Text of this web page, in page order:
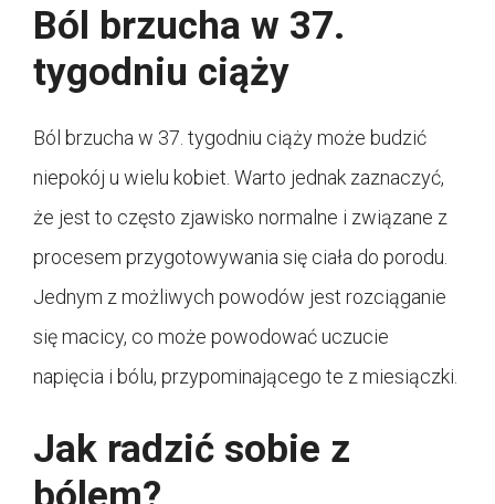
Ból brzucha w 37.
tygodniu ciąży
Ból brzucha w 37. tygodniu ciąży może budzić
niepokój u wielu kobiet. Warto jednak zaznaczyć,
że jest to często zjawisko normalne i związane z
procesem przygotowywania się ciała do porodu.
Jednym z możliwych powodów jest rozciąganie
się macicy, co może powodować uczucie
napięcia i bólu, przypominającego te z miesiączki.
Jak radzić sobie z